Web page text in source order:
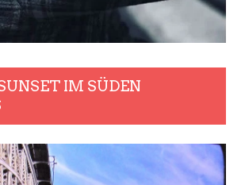
IM SÜDEN